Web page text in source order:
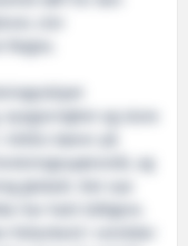
sier
og store
Arktis bærer på
og
globalt. Det nye
har hatt tidligere.
feltarbeid i områder